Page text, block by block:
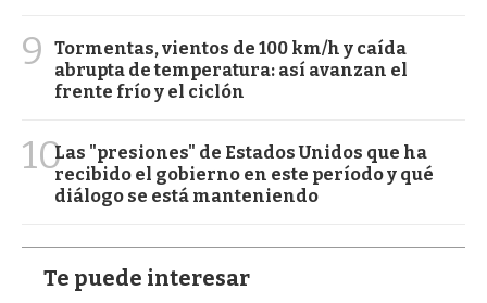
9
Tormentas, vientos de 100 km/h y caída
abrupta de temperatura: así avanzan el
frente frío y el ciclón
10Las "presiones" de Estados Unidos que ha
recibido el gobierno en este período y qué
diálogo se está manteniendo
Te puede interesar